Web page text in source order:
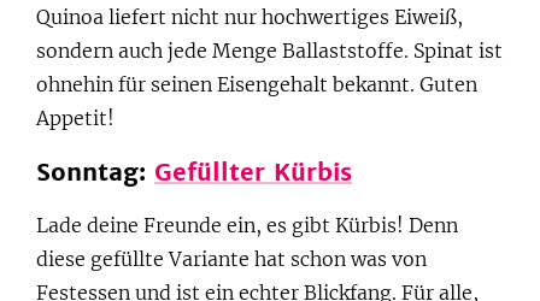
Quinoa liefert nicht nur hochwertiges Eiweiß,
sondern auch jede Menge Ballaststoffe. Spinat ist
ohnehin für seinen Eisengehalt bekannt. Guten
Appetit!
Sonntag: Gefüllter Kürbis
Lade deine Freunde ein, es gibt Kürbis! Denn
diese gefüllte Variante hat schon was von
Festessen und ist ein echter Blickfang. Für alle,